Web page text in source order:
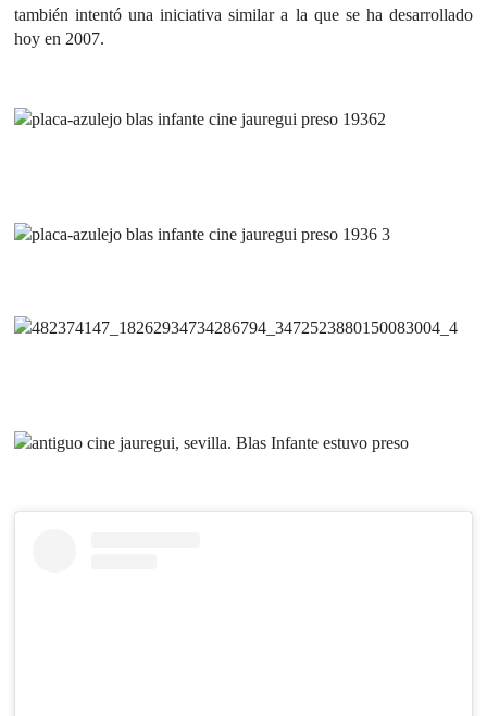
también intentó una iniciativa similar a la que se ha desarrollado
hoy en 2007.